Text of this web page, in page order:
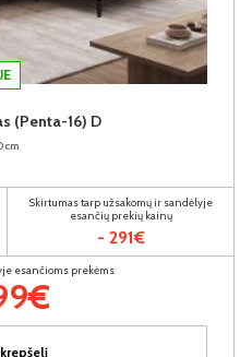
(Penta-16) D
Skirtumas tarp užsakomų ir sandėlyje
esančių prekių kainų
- 291€
esančioms prekėms